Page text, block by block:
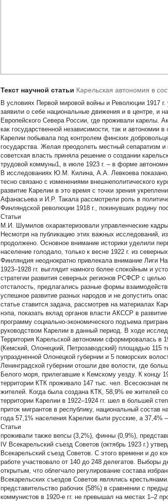
Текст научной статьи Карельская автономия в
В условиях Первой мировой войны и Революции 1917
заявили о себе национальные движения и в центре, и
Европейского Севера России, где проживали карелы.
как государственной независимости, так и автономии
Карелии побывала под контролем финских
государства. Желая преодолеть местный сепаратизм
советская власть приняла решение о создании
трудовой коммуны1, в июле 1923 г. – в форме
В исследованиях Ю.М. Килина, А.А. Левкоева показано,
тесно связано с изменениями внешнеполитического
развитие Карелии в это время с точки зрения
Афанасьева и И.Р. Такала рассмотрели роль в
Финляндской революции 1918 г., покинувших родину
Статьи
М.И. Шумилов охарактеризовали управленческие
Несмотря на публикацию этих важных исследований,
продолжено. Основное внимание историки уделили
население голодало, только к весне 1922 г. из
Финляндия неоднократно привлекала внимание Лиги
1923–1928 гг. выглядит намного более спокойным и
стратегии развития северных регионов РСФСР с
отсталость, предлагались разные формы
успешное развитие разных народов и не допустить
статье ставится задача, рассмотрев на материалах
нэпа, показать вклад органов власти АКССР в
программу социально-экономического подъема
руководством Карелии в данный период. В ходе
Территория Карельской автономии сформировалась в
(Кемский, Олонецкий, Петрозаводский) площадью 115
упраздненной Олонецкой губернии и 5 поморских
Ленинградской губернии отошли две волости, где
Белого моря, прилегавшие к Кемскому уезду. К концу
территории КТК проживало 147 тыс. чел. Всесоюзная
жителей. Когда была создана КТК, 58,9% ее жителей
территории Карелии в 1922–1924 гг. шел в большей
приток мигрантов в республику, национальный
года 57,1% населения Карелии были русские, а 37,4%
Статьи
проживали также вепсы (3,2%), финны (0,9%),
IV Всекарельский съезд Советов (октябрь 1923 г.)
Всекарельский съезд Советов. С этого времени и до
работе участвовало от 140 до 248 делегатов. Выборы
открытым, что облегчало регулирование состава
Всекарельских съездов Советов являлись
представительство рабочих (58%) в сравнении с
коммунистов в 1920-е гг. не превышал на местах 1–2